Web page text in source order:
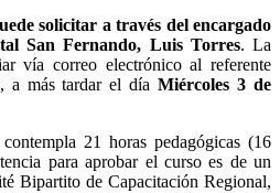
solicitar a través del encargado
San Fernando, Luis Torres. La
vía correo electrónico al referente
a más tardar el díaMiércoles 3 de
21 horas pedagógicas (16
para aprobar el curso es de un
Bipartito de Capacitación Regional,